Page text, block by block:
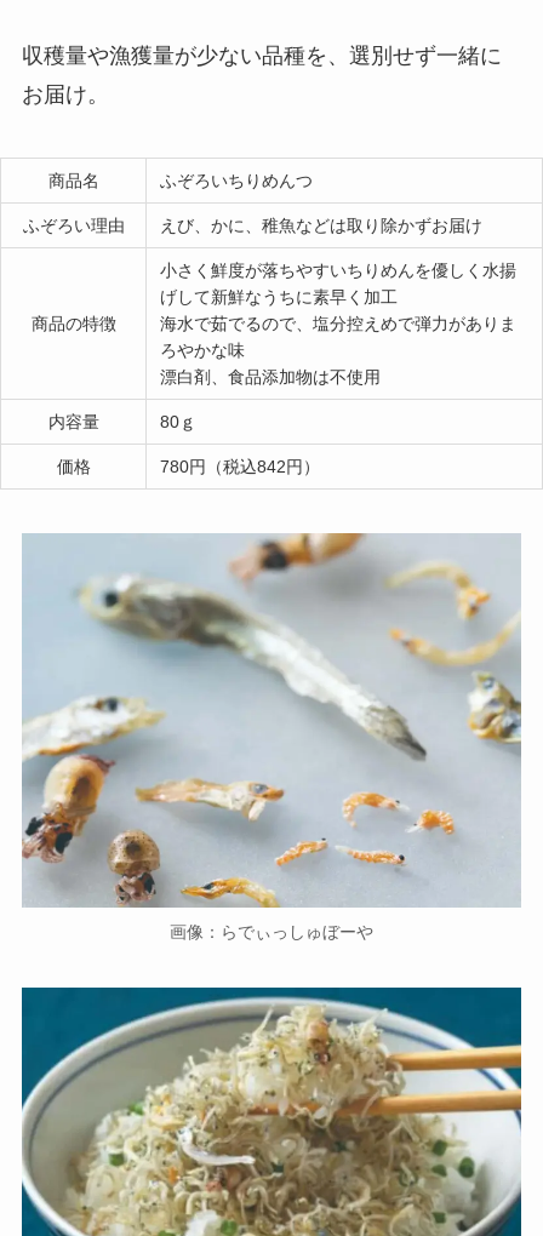
収穫量や漁獲量が少ない品種を、選別せず一緒に
お届け。
商品名 ふぞろいちりめんつ
ふぞろい理由 えび、かに、稚魚などは取り除かずお届け
商品の特徴
小さく鮮度が落ちやすいちりめんを優しく水揚
げして新鮮なうちに素早く加工
海水で茹でるので、塩分控えめで弾力がありま
ろやかな味
漂白剤、食品添加物は不使用
内容量 80ｇ
価格 780円（税込842円）
画像：らでぃっしゅぼーや